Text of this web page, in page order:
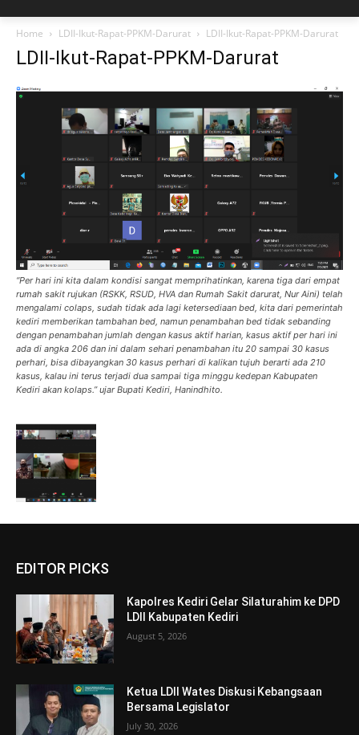
Home LDII-Ikut-Rapat-PPKM-Darurat LDII-Ikut-Rapat-PPKM-Darurat
LDII-Ikut-Rapat-PPKM-Darurat
“Per hari ini kita dalam kondisi sangat memprihatinkan, karena tiga dari empat
rumah sakit rujukan (RSKK, RSUD, HVA dan Rumah Sakit darurat, Nur Aini) telah
mengalami colaps, sudah tidak ada lagi ketersediaan bed, kita dari pemerintah
kediri memberikan tambahan bed, namun penambahan bed tidak sebanding
dengan penambahan jumlah dengan kasus aktif harian, kasus aktif per hari ini
ada di angka 206 dan ini dalam sehari penambahan itu 20 sampai 30 kasus
perhari, bisa dibayangkan 30 kasus perhari di kalikan tujuh berarti ada 210
kasus, kalau ini terus terjadi dua sampai tiga minggu kedepan Kabupaten
Kediri akan kolaps.” ujar Bupati Kediri, Hanindhito.
EDITOR PICKS
Kapolres Kediri Gelar Silaturahim ke DPD
LDII Kabupaten Kediri
August 5, 2026
Ketua LDII Wates Diskusi Kebangsaan
Bersama Legislator
July 30, 2026